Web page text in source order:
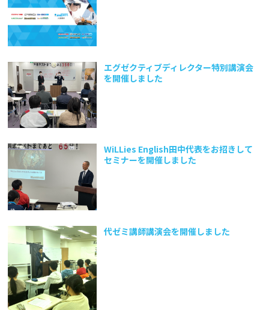
エグゼクティブディレクター特別講演会
を開催しました
WiLLies English田中代表をお招きして
セミナーを開催しました
代ゼミ講師講演会を開催しました